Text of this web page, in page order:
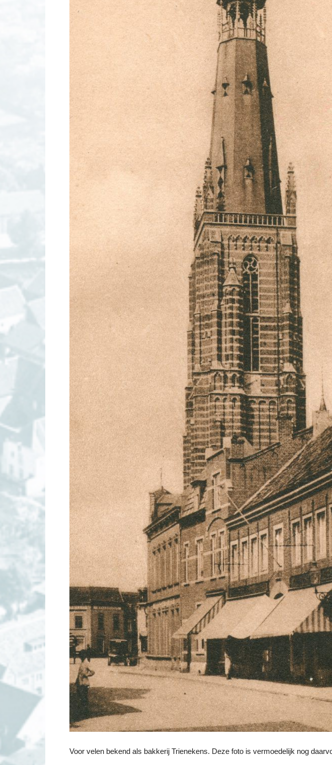
Voor velen bekend als bakkerij Trienekens. Deze foto is vermoedelijk nog